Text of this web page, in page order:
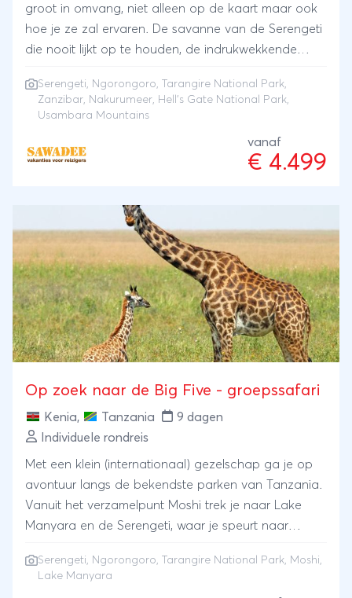
groot in omvang, niet alleen op de kaart maar ook
hoe je ze zal ervaren. De savanne van de Serengeti
die nooit lijkt op te houden, de indrukwekkende
in een tentenkamp terwijl je weet dat de wildlife in
de Serengeti om je heen ontwaakt. Je bent er
beleeft. Raft de stroomversnellingen van de
Sagana-rivier, fiets door het ruige Hell's Gate
Nakuru, de Serengeti en Tarangire. Je klimt het
Usambara-gebergte in, ontmoet mensen onderweg
en sluit alles af op de witte stranden van Zanzibar.
Veel zien, veel beleven, en precies genoeg geregeld
zodat jij gewoon aanwezig kunt zijn. Jambo!
Serengeti, Ngorongoro, Tarangire National Park,
Zanzibar, Nakurumeer, Hell’s Gate National Park,
Usambara Mountains
vanaf
€ 4.499
Op zoek naar de Big Five - groepssafari
Kenia, Tanzania
9 dagen
Individuele rondreis
Met een klein (internationaal) gezelschap ga je op
avontuur langs de bekendste parken van Tanzania.
Vanuit het verzamelpunt Moshi trek je naar Lake
Manyara en de Serengeti, waar je speurt naar
waar je afdaalt naar het park met de grootste
Serengeti, Ngorongoro, Tarangire National Park, Moshi,
Lake Manyara